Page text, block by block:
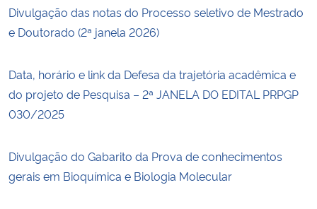
Divulgação das notas do Processo seletivo de Mestrado
e Doutorado (2ª janela 2026)
Data, horário e link da Defesa da trajetória acadêmica e
do projeto de Pesquisa – 2ª JANELA DO EDITAL PRPGP
030/2025
Divulgação do Gabarito da Prova de conhecimentos
gerais em Bioquímica e Biologia Molecular